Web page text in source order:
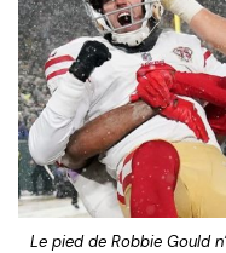
Le pied de Robbie Gould